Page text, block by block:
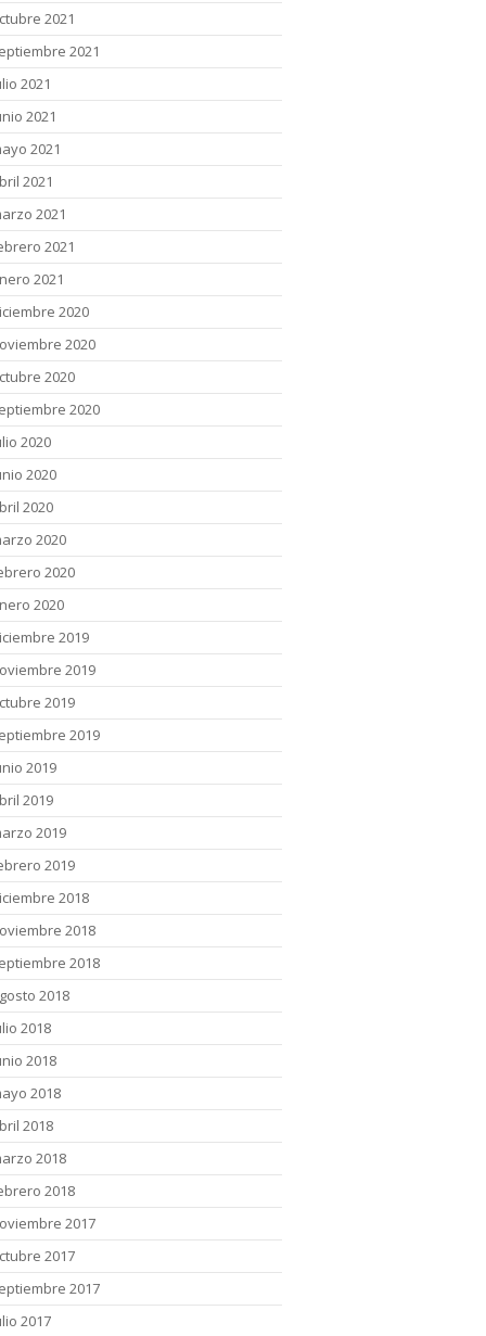
2021
2021
2021
2021
2021
2021
2021
2021
2021
2020
2020
2020
2020
2020
2020
2020
2020
2020
2020
2019
2019
2019
2019
2019
2019
2019
2019
2018
2018
2018
2018
2018
2018
2018
2018
2018
2018
2017
2017
2017
2017